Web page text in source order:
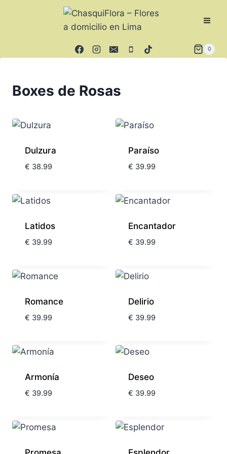
0
Boxes de Rosas
Dulzura
€ 38.99
Paraíso
€ 39.99
Latidos
€ 39.99
Encantador
€ 39.99
Romance
€ 39.99
Delirio
€ 39.99
Armonía
€ 39.99
Deseo
€ 39.99